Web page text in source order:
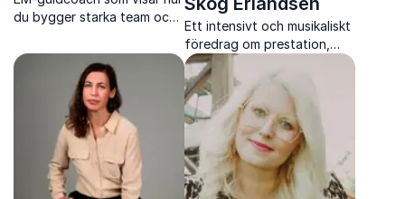
du bygger starka team och
gemensamma mål
Ett intensivt och musikaliskt
föredrag om prestation,
mod och starka team under
press